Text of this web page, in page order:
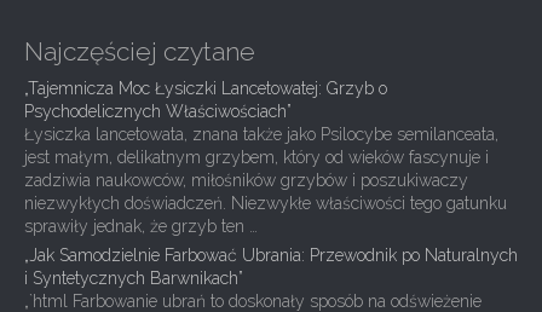
Najczęściej czytane
„Tajemnicza Moc Łysiczki Lancetowatej: Grzyb o
Psychodelicznych Właściwościach”
Łysiczka lancetowata, znana także jako Psilocybe semilanceata,
jest małym, delikatnym grzybem, który od wieków fascynuje i
zadziwia naukowców, miłośników grzybów i poszukiwaczy
niezwykłych doświadczeń. Niezwykłe właściwości tego gatunku
sprawiły jednak, że grzyb ten …
„Jak Samodzielnie Farbować Ubrania: Przewodnik po Naturalnych
i Syntetycznych Barwnikach”
„`html Farbowanie ubrań to doskonały sposób na odświeżenie